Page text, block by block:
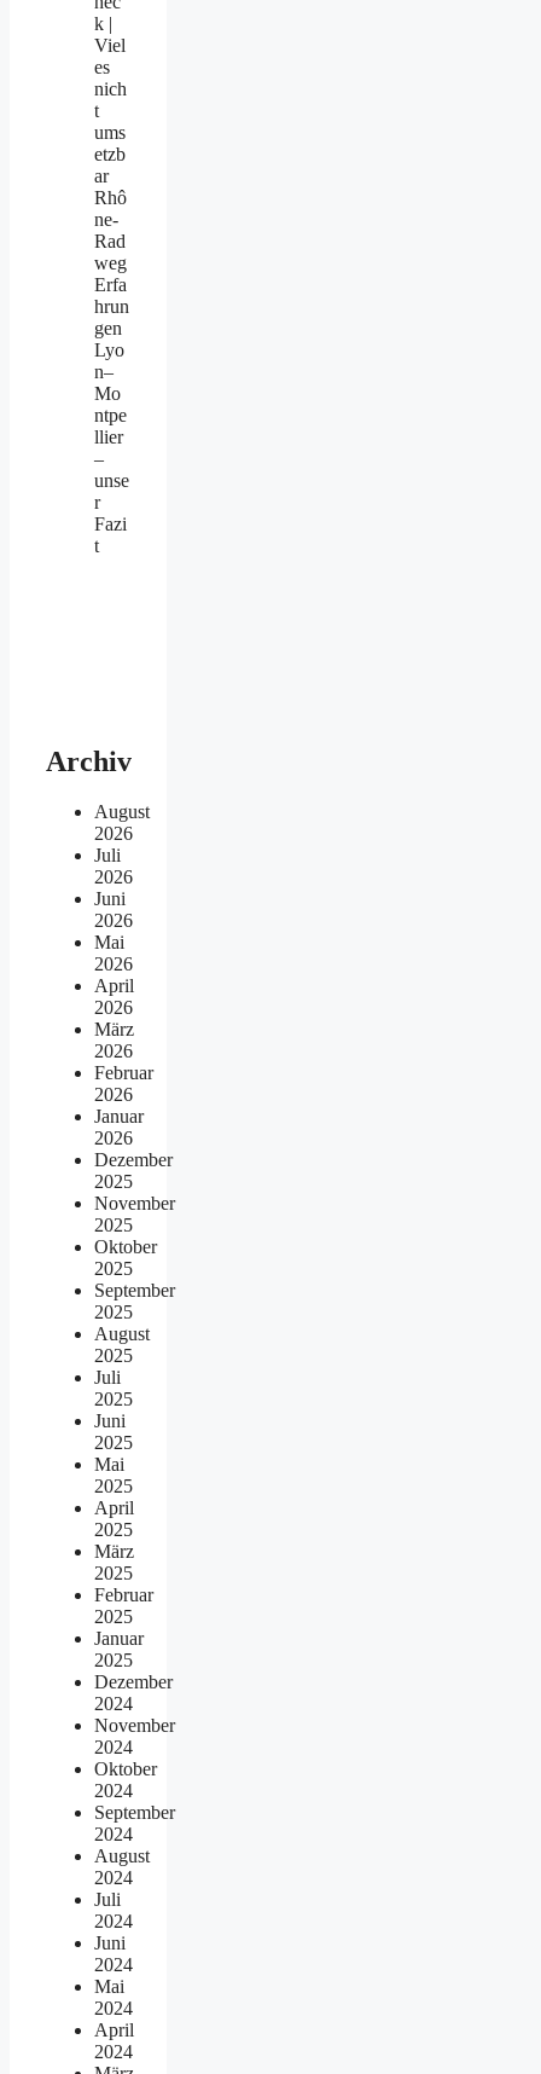
k |
Viel
es
nich
t
ums
etzb
ar
Rhô
ne-
Rad
weg
Erfa
hrun
gen
Lyo
n–
Mo
ntpe
llier
–
unse
r
Fazi
t
Archiv
August
2026
Juli
2026
Juni
2026
Mai
2026
April
2026
März
2026
Februar
2026
Januar
2026
Dezember
2025
November
2025
Oktober
2025
September
2025
August
2025
Juli
2025
Juni
2025
Mai
2025
April
2025
März
2025
Februar
2025
Januar
2025
Dezember
2024
November
2024
Oktober
2024
September
2024
August
2024
Juli
2024
Juni
2024
Mai
2024
April
2024